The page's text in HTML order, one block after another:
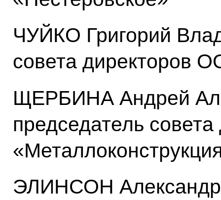
ЧУЙКО Григорий
совета директоров
ЩЕРБИНА Андрей
председатель
ЭЛИНСОН